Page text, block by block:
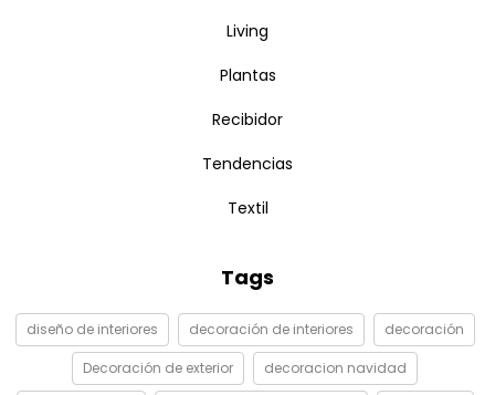
Living
Plantas
Recibidor
Tendencias
Textil
Tags
diseño de interiores decoración de interiores decoración
Decoración de exterior decoracion navidad